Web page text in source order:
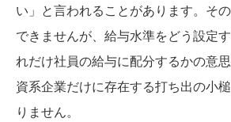
い」と言われることがあります。そ
できませんが、給与水準をどう設定
れだけ社員の給与に配分するかの意
資系企業だけに存在する打ち出の小
りません。